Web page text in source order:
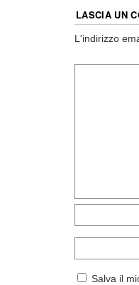
LASCIA UN
L'indirizzo
Salva il